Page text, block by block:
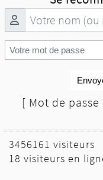
[ Mot de passe
3456161 visiteurs
18 visiteurs en